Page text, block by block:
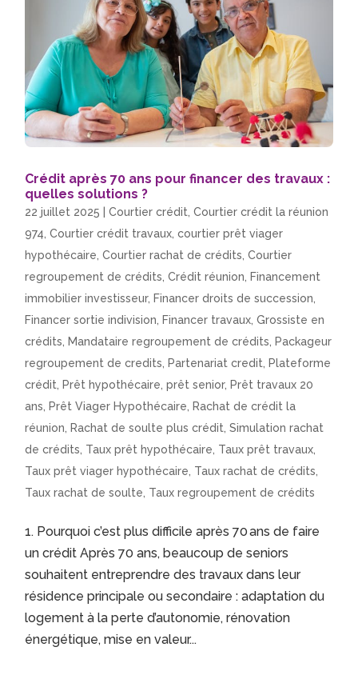
Crédit après 70 ans pour financer des travaux :
quelles solutions ?
22 juillet 2025 |Courtier crédit ,Courtier crédit la réunion
974 ,Courtier crédit travaux ,courtier prêt viager
hypothécaire ,Courtier rachat de crédits ,Courtier
regroupement de crédits ,Crédit réunion
Financement
immobilier investisseur, Financer droits de succession
Financer sortie indivision
Financer travaux ,Grossiste en
crédits
Mandataire regroupement de crédits
Packageur
regroupement de credits
Partenariat credit
Plateforme
crédit
Prêt hypothécaire ,prêt senior, Prêt travaux 20
ans
Prêt Viager Hypothécaire
Rachat de crédit la
réunion
Rachat de soulte plus crédit ,Simulation rachat
de crédits Taux prêt hypothécaire Taux prêt travaux
Taux prêt viager hypothécaire Taux rachat de crédits
Taux rachat de soulte Taux regroupement de crédits
1. Pourquoi c’est plus difficile après 70 ans de faire
un crédit Après 70 ans, beaucoup de seniors
souhaitent entreprendre des travaux dans leur
résidence principale ou secondaire : adaptation du
logement à la perte d’autonomie, rénovation
énergétique, mise en valeur...